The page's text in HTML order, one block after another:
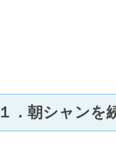
１．朝シャンを